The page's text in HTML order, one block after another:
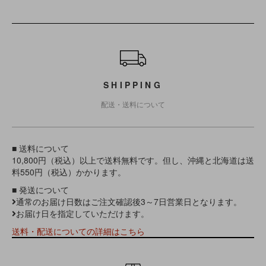
ショッピングガイド
SHIPPING
配送・送料について
■ 送料について
10,800円（税込）以上で送料無料です。但し、沖縄と北海道は送
料550円（税込）かかります。
■ 発送について
通常のお届け日数はご注文確認後3～7日営業日となります。
お届け日を指定していただけます。
送料・配送についての詳細はこちら